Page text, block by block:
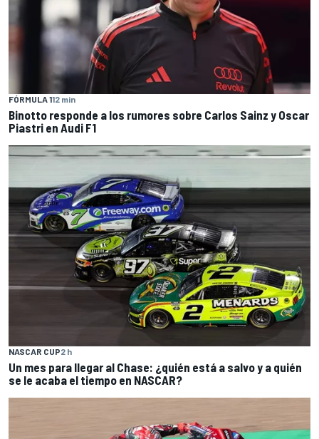
FÓRMULA 112 min
Binotto responde a los rumores sobre Carlos Sainz y Oscar
Piastri en Audi F1
NASCAR CUP2 h
Un mes para llegar al Chase: ¿quién está a salvo y a quién
se le acaba el tiempo en NASCAR?